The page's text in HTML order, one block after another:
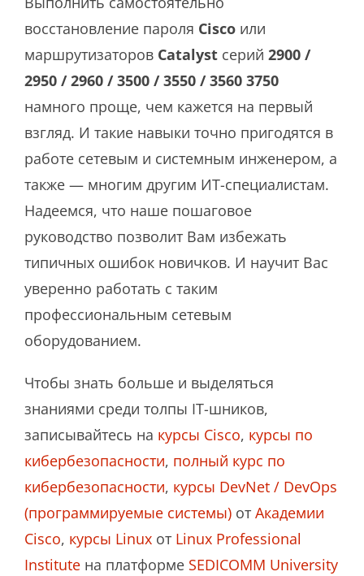
восстановление пароля Cisco или
маршрутизаторов Catalyst серий 2900 /
2950 / 2960 / 3500 / 3550 / 3560 3750
намного проще, чем кажется на первый
взгляд. И такие навыки точно пригодятся в
работе сетевым и системным инженером, а
также — многим другим ИТ-специалистам.
Надеемся, что наше пошаговое
руководство позволит Вам избежать
типичных ошибок новичков. И научит Вас
уверенно работать с таким
профессиональным сетевым
оборудованием.
Чтобы знать больше и выделяться
знаниями среди толпы IT-шников,
записывайтесь на курсы Cisco, курсы по
кибербезопасности, полный курс по
кибербезопасности, курсы DevNet / DevOps
(программируемые системы) от Академии
Cisco, курсы Linux от Linux Professional
Institute на платформе SEDICOMM University